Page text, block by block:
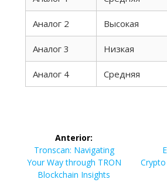
Аналог 2 Высокая
Аналог 3 Низкая
Аналог 4 Средняя
Navegación
de
entradas
Anterior:
Entrada
anterior:
Tronscan: Navigating
Your Way through TRON
Blockchain Insights